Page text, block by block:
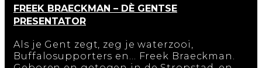
FREEK BRAECKMAN – DÈ GENTSE
PRESENTATOR
Als je Gent zegt, zeg je waterzooi,
Buffalosupporters en... Freek Braeckman.